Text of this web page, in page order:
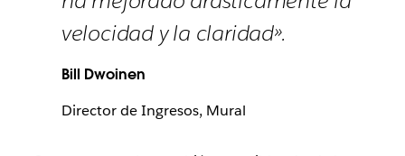
velocidad y la claridad».
Bill Dwoinen
Director de Ingresos, Mural